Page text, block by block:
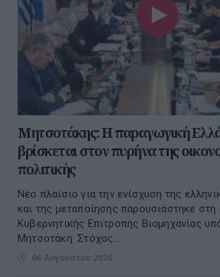
Μητσοτάκης: Η παραγωγική
βρίσκεται στον πυρήνα της
πολιτικής
Νέο πλαίσιο για την ενίσχυση της
και της μεταποίησης παρουσιάστηκε στη
Κυβερνητικής Επιτροπής Βιομηχανίας
Μητσοτάκη. Στόχος...
06 Αυγούστου 2026